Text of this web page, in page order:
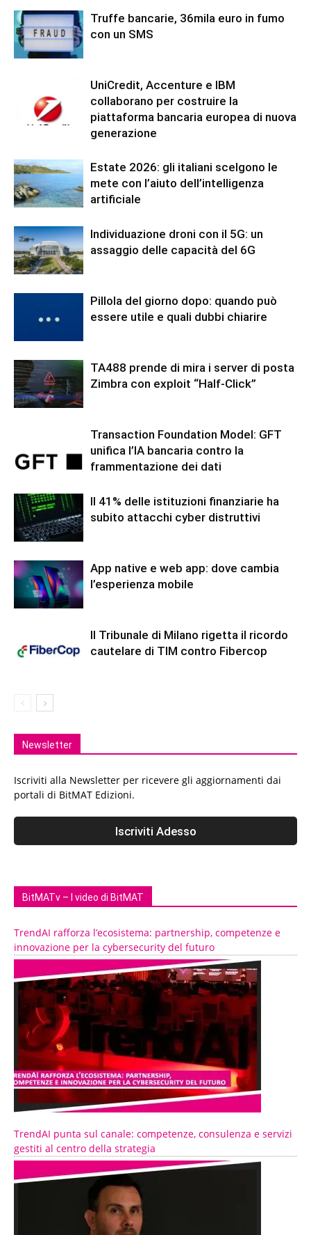
Truffe bancarie, 36mila euro in fumo
con un SMS
UniCredit, Accenture e IBM
collaborano per costruire la
piattaforma bancaria europea di nuova
generazione
Estate 2026: gli italiani scelgono le
mete con l’aiuto dell’intelligenza
artificiale
Individuazione droni con il 5G: un
assaggio delle capacità del 6G
Pillola del giorno dopo: quando può
essere utile e quali dubbi chiarire
TA488 prende di mira i server di posta
Zimbra con exploit “Half-Click”
Transaction Foundation Model: GFT
unifica l’IA bancaria contro la
frammentazione dei dati
Il 41% delle istituzioni finanziarie ha
subito attacchi cyber distruttivi
App native e web app: dove cambia
l’esperienza mobile
Il Tribunale di Milano rigetta il ricordo
cautelare di TIM contro Fibercop
Newsletter
Iscriviti alla Newsletter per ricevere gli aggiornamenti dai
portali di BitMAT Edizioni.
BitMATv – I video di BitMAT
TrendAI rafforza l’ecosistema: partnership, competenze e
innovazione per la cybersecurity del futuro
TrendAI punta sul canale: competenze, consulenza e servizi
gestiti al centro della strategia